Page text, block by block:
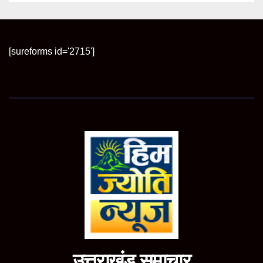
[sureforms id='2715']